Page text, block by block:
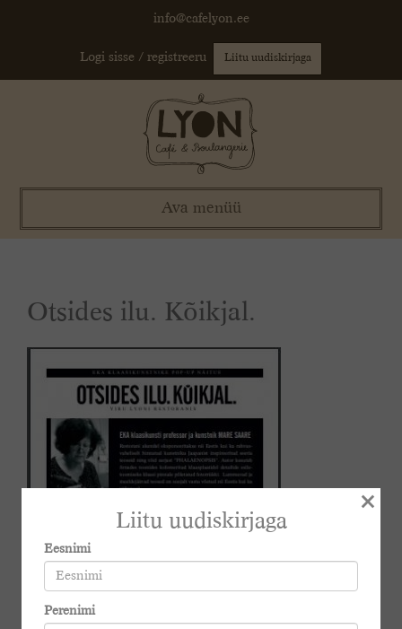
info@cafelyon.ee
Logi sisse / registreeru Liitu uudiskirjaga
Ava menüü
Otsides ilu. Kõikjal.
Liitu uudiskirjaga
Eesnimi
Perenimi
×